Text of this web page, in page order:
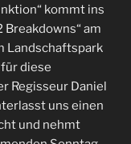
kommt ins
am
Landschaftspark
diese
Regisseur Daniel
uns einen
und nehmt